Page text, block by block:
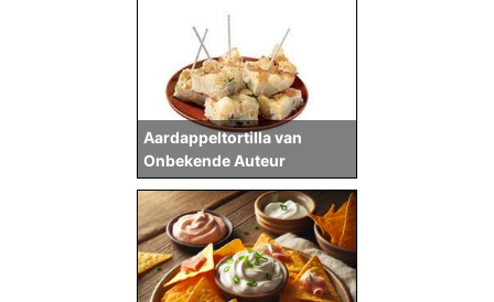
Aardappeltortilla van
Onbekende Auteur